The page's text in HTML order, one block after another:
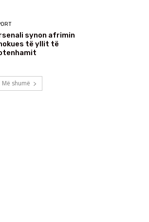
synon afrimin
të yllit të
Më shumë